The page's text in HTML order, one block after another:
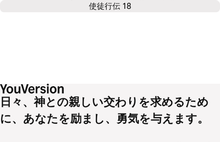
使徒行伝 18
日々、神との親しい交わりを求めるため
に、あなたを励まし、勇気を与えます。